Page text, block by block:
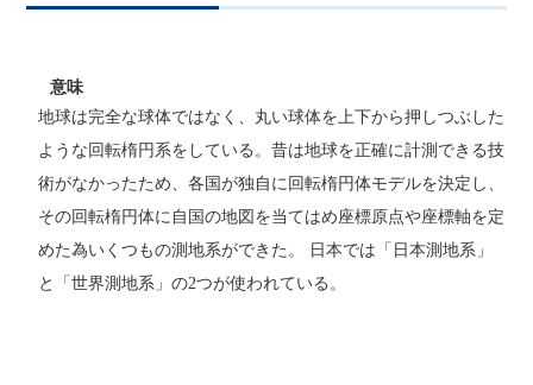
意味
地球は完全な球体ではなく、丸い球体を上下から押しつぶした
ような回転楕円系をしている。昔は地球を正確に計測できる技
術がなかったため、各国が独自に回転楕円体モデルを決定し、
その回転楕円体に自国の地図を当てはめ座標原点や座標軸を定
めた為いくつもの測地系ができた。 日本では「日本測地系」
と「世界測地系」の2つが使われている。